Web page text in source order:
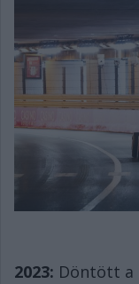
2023: Döntött a